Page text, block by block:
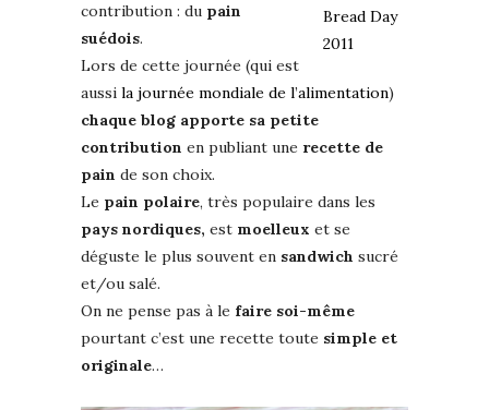
contribution : du pain
suédois.
Lors de cette journée (qui est
aussi la journée mondiale de l’alimentation)
chaque blog apporte sa petite
contribution en publiant une recette de
pain de son choix.
Le pain polaire, très populaire dans les
pays nordiques, est moelleux et se
déguste le plus souvent en sandwich sucré
et/ou salé.
On ne pense pas à le faire soi-même
pourtant c’est une recette toute simple et
originale…